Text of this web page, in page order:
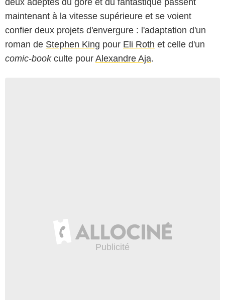
maintenant à la vitesse supérieure et se voient
confier deux projets d'envergure : l'adaptation d'un
roman de Stephen King pour Eli Roth et celle d'un
comic-bookculte pour Alexandre Aja.